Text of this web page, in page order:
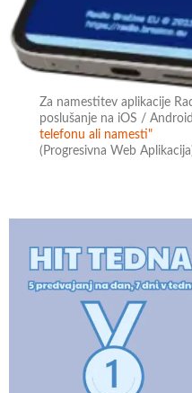
Za namestitev aplikacije
poslušanje na iOS /
telefonu ali namesti"
(Progresivna Web